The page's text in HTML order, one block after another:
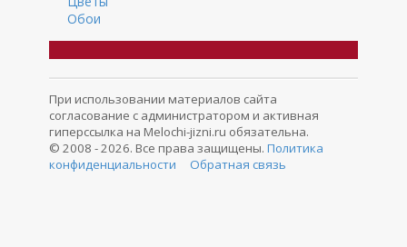
Обои
При использовании материалов сайта
согласование с администратором и активная
гиперссылка на Melochi-jizni.ru обязательна.
© 2008 - 2026. Все права защищены. Политика
конфиденциальности
Обратная связь